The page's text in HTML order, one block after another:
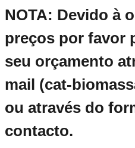
NOTA: Devido à
preços por favor
seu orçamento
mail (cat-
ou através do
contacto.